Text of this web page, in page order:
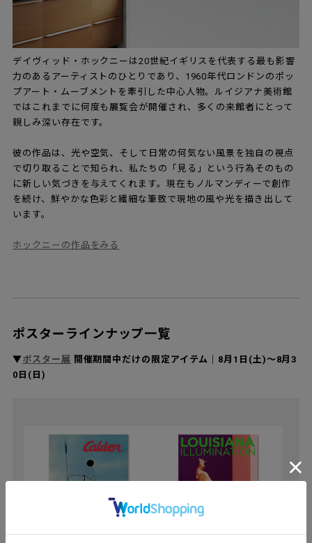
デイヴィッド・ホックニーは20世紀イギリスを代表する最も影響
力のあるアーティストのひとりであり、1960年代ロンドンのポッ
プアート・ムーブメントを牽引した中心人物。ルイジアナ美術館
ではこれまでに何度も展覧会が開催され、多くの来館者にとって
親しみ深い存在です。
彼の作品は、光や空気、そして日常の何気ない風景を独自の視点
で切り取ることで知られ、私たちの「見る」という行為そのもの
に新しい気づきを与えてくれます。現在もノルマンディーで創作
を続け、鮮やかな色彩と繊細な筆致で現地の風や光を描き出して
います。
ホックニーの作品をみる
ポスターラインナップ一覧
▼ポスター展 開催期間中だけの限定アイテム｜8月1日(土)〜8月3
0日(日)